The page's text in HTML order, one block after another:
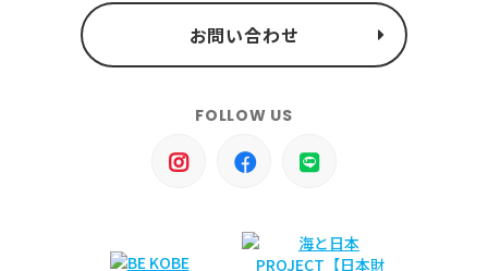
お問い合わせ
FOLLOW US